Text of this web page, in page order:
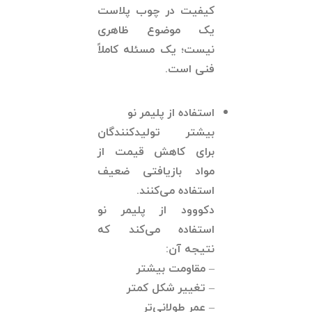
کیفیت در چوب پلاست
یک موضوع ظاهری
نیست؛ یک مسئله کاملاً
فنی است.
استفاده از پلیمر نو
بیشتر تولیدکنندگان
برای کاهش قیمت از
مواد بازیافتی ضعیف
استفاده می‌کنند.
دکووود از پلیمر نو
استفاده می‌کند که
نتیجه آن:
– مقاومت بیشتر
– تغییر شکل کمتر
– عمر طولانی‌تر